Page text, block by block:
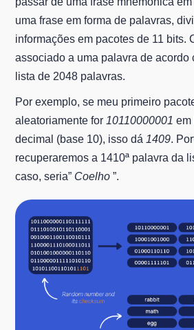
uma frase em forma de palavras,
informações em pacotes de 11 bits.
associado a uma palavra de acordo
lista de 2048 palavras.
Por exemplo, se meu primeiro
aleatoriamente for 10110000001em
decimal (base 10), isso dá 1409.
recuperaremos a 1410ª palavra da
caso, seria” Coelho”.